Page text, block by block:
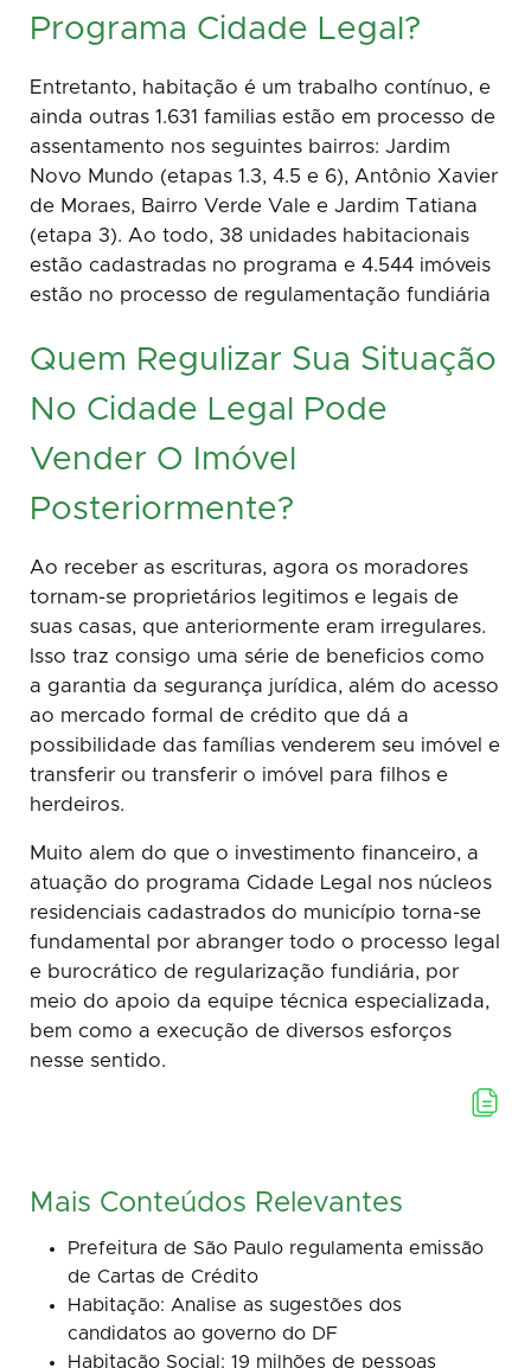
Programa Cidade Legal?
Entretanto, habitação é um trabalho contínuo, e
ainda outras 1.631 familias estão em processo de
assentamento nos seguintes bairros: Jardim
Novo Mundo (etapas 1.3, 4.5 e 6), Antônio Xavier
de Moraes, Bairro Verde Vale e Jardim Tatiana
(etapa 3). Ao todo, 38 unidades habitacionais
estão cadastradas no programa e 4.544 imóveis
estão no processo de regulamentação fundiária
Quem Regulizar Sua Situação
No Cidade Legal Pode
Vender O Imóvel
Posteriormente?
Ao receber as escrituras, agora os moradores
tornam-se proprietários legitimos e legais de
suas casas, que anteriormente eram irregulares.
Isso traz consigo uma série de beneficios como
a garantia da segurança jurídica, além do acesso
ao mercado formal de crédito que dá a
possibilidade das famílias venderem seu imóvel e
transferir ou transferir o imóvel para filhos e
herdeiros.
Muito alem do que o investimento financeiro, a
atuação do programa Cidade Legal nos núcleos
residenciais cadastrados do município torna-se
fundamental por abranger todo o processo legal
e burocrático de regularização fundiária, por
meio do apoio da equipe técnica especializada,
bem como a execução de diversos esforços
nesse sentido.
Mais Conteúdos Relevantes
Prefeitura de São Paulo regulamenta emissão
de Cartas de Crédito
Habitação: Analise as sugestões dos
candidatos ao governo do DF
Habitação Social: 19 milhões de pessoas